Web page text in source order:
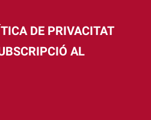
DE PRIVACITAT
AL